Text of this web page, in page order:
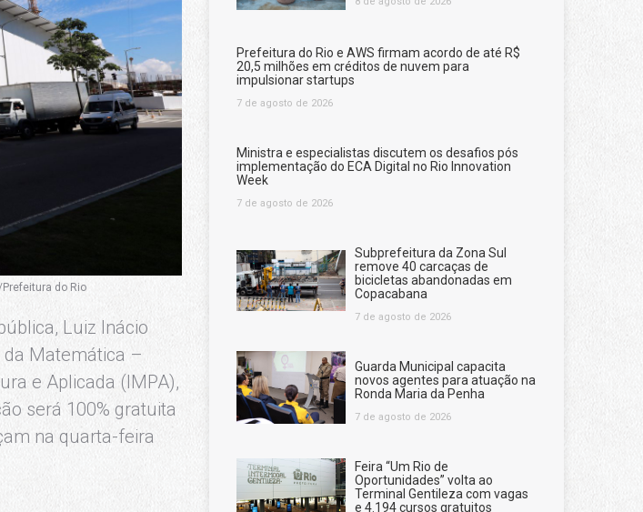
do Rio
Luiz Inácio
da Matemática –
e Aplicada (IMPA),
será 100% gratuita
na quarta-feira
Prefeitura do Rio e AWS firmam acordo de até R$
20,5 milhões em créditos de nuvem para
impulsionar startups
7 de agosto de 2026
Ministra e especialistas discutem os desafios pós
implementação do ECA Digital no Rio Innovation
Week
7 de agosto de 2026
Subprefeitura da Zona Sul
remove 40 carcaças de
bicicletas abandonadas em
Copacabana
7 de agosto de 2026
Guarda Municipal capacita
novos agentes para atuação na
Ronda Maria da Penha
7 de agosto de 2026
Feira “Um Rio de
Oportunidades” volta ao
Terminal Gentileza com vagas
e 4.194 cursos gratuitos